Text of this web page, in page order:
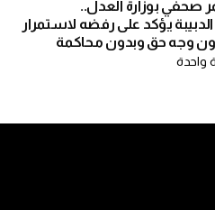
صحفي بوزارة العدل..
الدبيبة يؤكد على رفضه لاستمرار
وجه حق وبدون محاكمة
واحدة